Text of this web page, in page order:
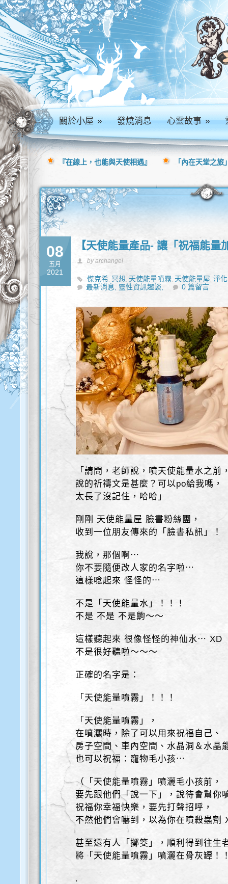
關於小屋» 發燒消息 心靈故事»
08
五月
2021
【天使能量產品- 讓「祝福能量
by archangel
傑克希,冥想, 天使能量噴霧, 天使能量屋,淨
最新消息, 靈性資訊趣談, 0 篇留言
「請問，老師說，噴天使能量水之前
說的祈禱文是甚麼？可以po給我嗎，
太長了沒記住，哈哈」
剛剛 天使能量屋 臉書粉絲團，
收到一位朋友傳來的「臉書私訊」！
我說，那個啊⋯
你不要隨便改人家的名字啦⋯
這樣唸起來 怪怪的⋯
不是「天使能量水」！！！
不是 不是 不是齁～～
這樣聽起來 很像怪怪的神仙水⋯ XD
不是很好聽啦～～～
正確的名字是：
「天使能量噴霧」！！！
「天使能量噴霧」，
在噴灑時，除了可以用來祝福自己、
房子空間、車內空間、水晶洞＆水晶
也可以祝福：寵物毛小孩⋯
（「天使能量噴霧」噴灑毛小孩前，
要先跟他們「說一下」，說待會幫你
祝福你幸福快樂，要先打聲招呼，
不然他們會嚇到，以為你在噴殺蟲劑
甚至還有人「擲筊」，順利得到往生
將「天使能量噴霧」噴灑在骨灰罈！
.
『在線上，也能與天使相遇』 「內在天堂之